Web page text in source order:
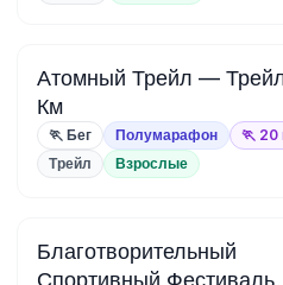
Атомный Трейл —
Км
🏃 Бег Полумарафон 🏃 20
Трейл Взрослые
Благотворительный
Спортивный Фестиваль